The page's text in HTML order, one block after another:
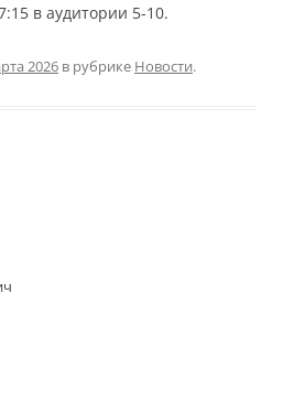
в аудитории 5-10.
2026 в рубрике Новости.